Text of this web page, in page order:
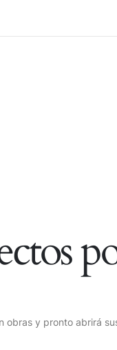
obras y pronto abrirá